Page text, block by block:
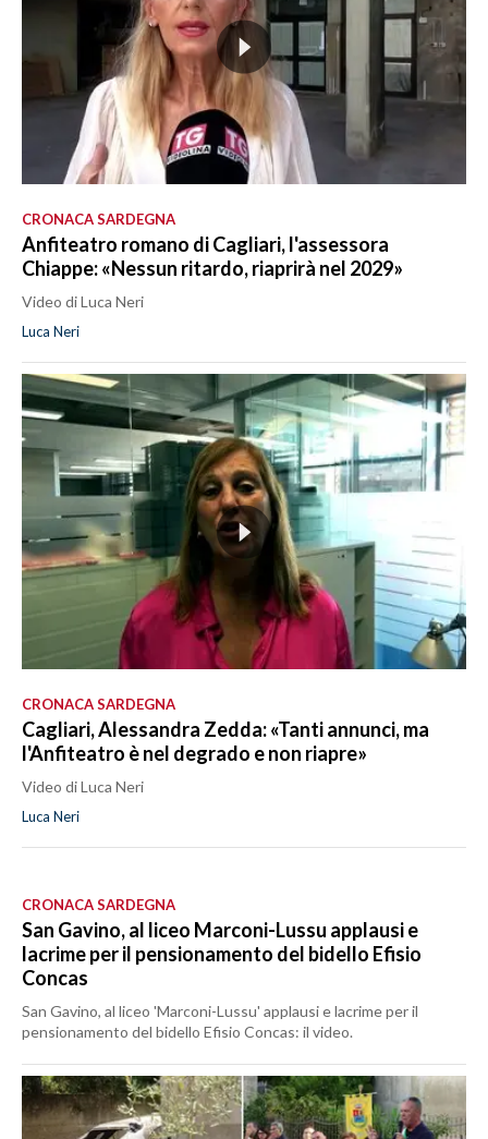
CRONACA SARDEGNA
Anfiteatro romano di Cagliari, l'assessora
Chiappe: «Nessun ritardo, riaprirà nel 2029»
Video di Luca Neri
Luca Neri
CRONACA SARDEGNA
Cagliari, Alessandra Zedda: «Tanti annunci, ma
l'Anfiteatro è nel degrado e non riapre»
Video di Luca Neri
Luca Neri
CRONACA SARDEGNA
San Gavino, al liceo Marconi-Lussu applausi e
lacrime per il pensionamento del bidello Efisio
Concas
San Gavino, al liceo 'Marconi-Lussu' applausi e lacrime per il
pensionamento del bidello Efisio Concas: il video.